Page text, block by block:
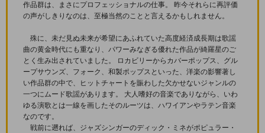
作品群は、まさにプロフェッショナルの仕事。 昨今それらに再評価
の声がしきりなのは、至極当然のことと言えるかもしれません。
殊に、未だ見ぬ未来が希望にあふれていた高度経済成長期は歌謡
曲の黄金時代にも重なり、パワーみなぎる優れた作品が綺羅星のご
とく生み出されていました。 ロカビリーからカバーポップス、グル
ープサウンズ、フォーク、和製ポップスといった、洋楽の影響著し
い作品群の中で、ヒットチャートを賑わした欠かせないジャンルの
一つにムード歌謡があります。 大人嗜好の音楽でありながら、いわ
ゆる演歌とは一線を画したそのルーツは、ハワイアンやラテン音楽
なのです。
戦前に遡れば、ジャズシンガーのディック・ミネがポピュラー・